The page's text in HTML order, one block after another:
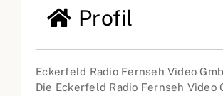
Profil
Eckerfeld Radio Fernseh Video
Die Eckerfeld Radio Fernseh Video